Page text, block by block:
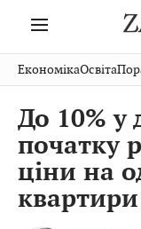
Івано-
Франківськ
Тернопіль
Волинь
Закарпаття
Рівне
Чернівці
ЕкономікаОсвіта
До 10% у
початку
ціни на